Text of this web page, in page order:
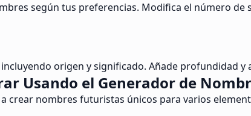
según tus preferencias. Modifica el número de
origen y significado. Añade profundidad
Usando el Generador de
crear nombres futuristas únicos para varios